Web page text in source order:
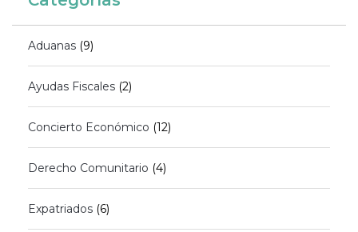
Aduanas (9)
Ayudas Fiscales (2)
Concierto Económico (12)
Derecho Comunitario (4)
Expatriados (6)